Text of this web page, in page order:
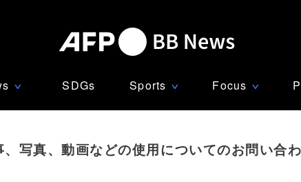
∨ SDGs Sports ∨ Focus ∨
、写真、動画などの使用についてのお問い合